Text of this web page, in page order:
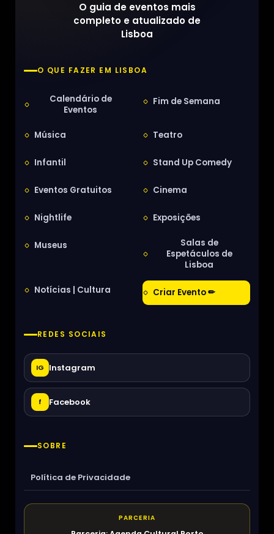
O guia de eventos mais
completo e atualizado de
Lisboa
O QUE FAZER EM LISBOA
Calendário de
Eventos
Fim de Semana
Música Teatro
Infantil Stand Up Comedy
Eventos Gratuitos Cinema
Nightlife Exposições
Museus
Salas de
Espetáculos de
Lisboa
Notícias | Cultura Criar Evento ✏
REDES SOCIAIS
IG Instagram
f Facebook
SOBRE
Política de Privacidade
PARCERIA